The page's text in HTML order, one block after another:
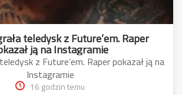
teledysk z Future’em. Raper
ją na Instagramie
z Future’em. Raper pokazał ją na
Instagramie
16 godzin temu